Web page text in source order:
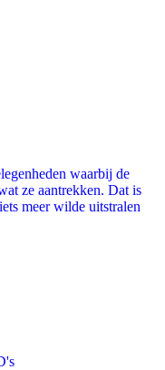
waarbij de
ze aantrekken. Dat is
meer wilde uitstralen